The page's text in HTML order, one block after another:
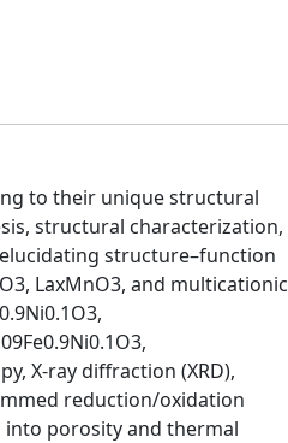
to their unique structural
structural characterization,
structure–function
LaxMnO3, and multicationic
X-ray diffraction (XRD),
reduction/oxidation
into porosity and thermal